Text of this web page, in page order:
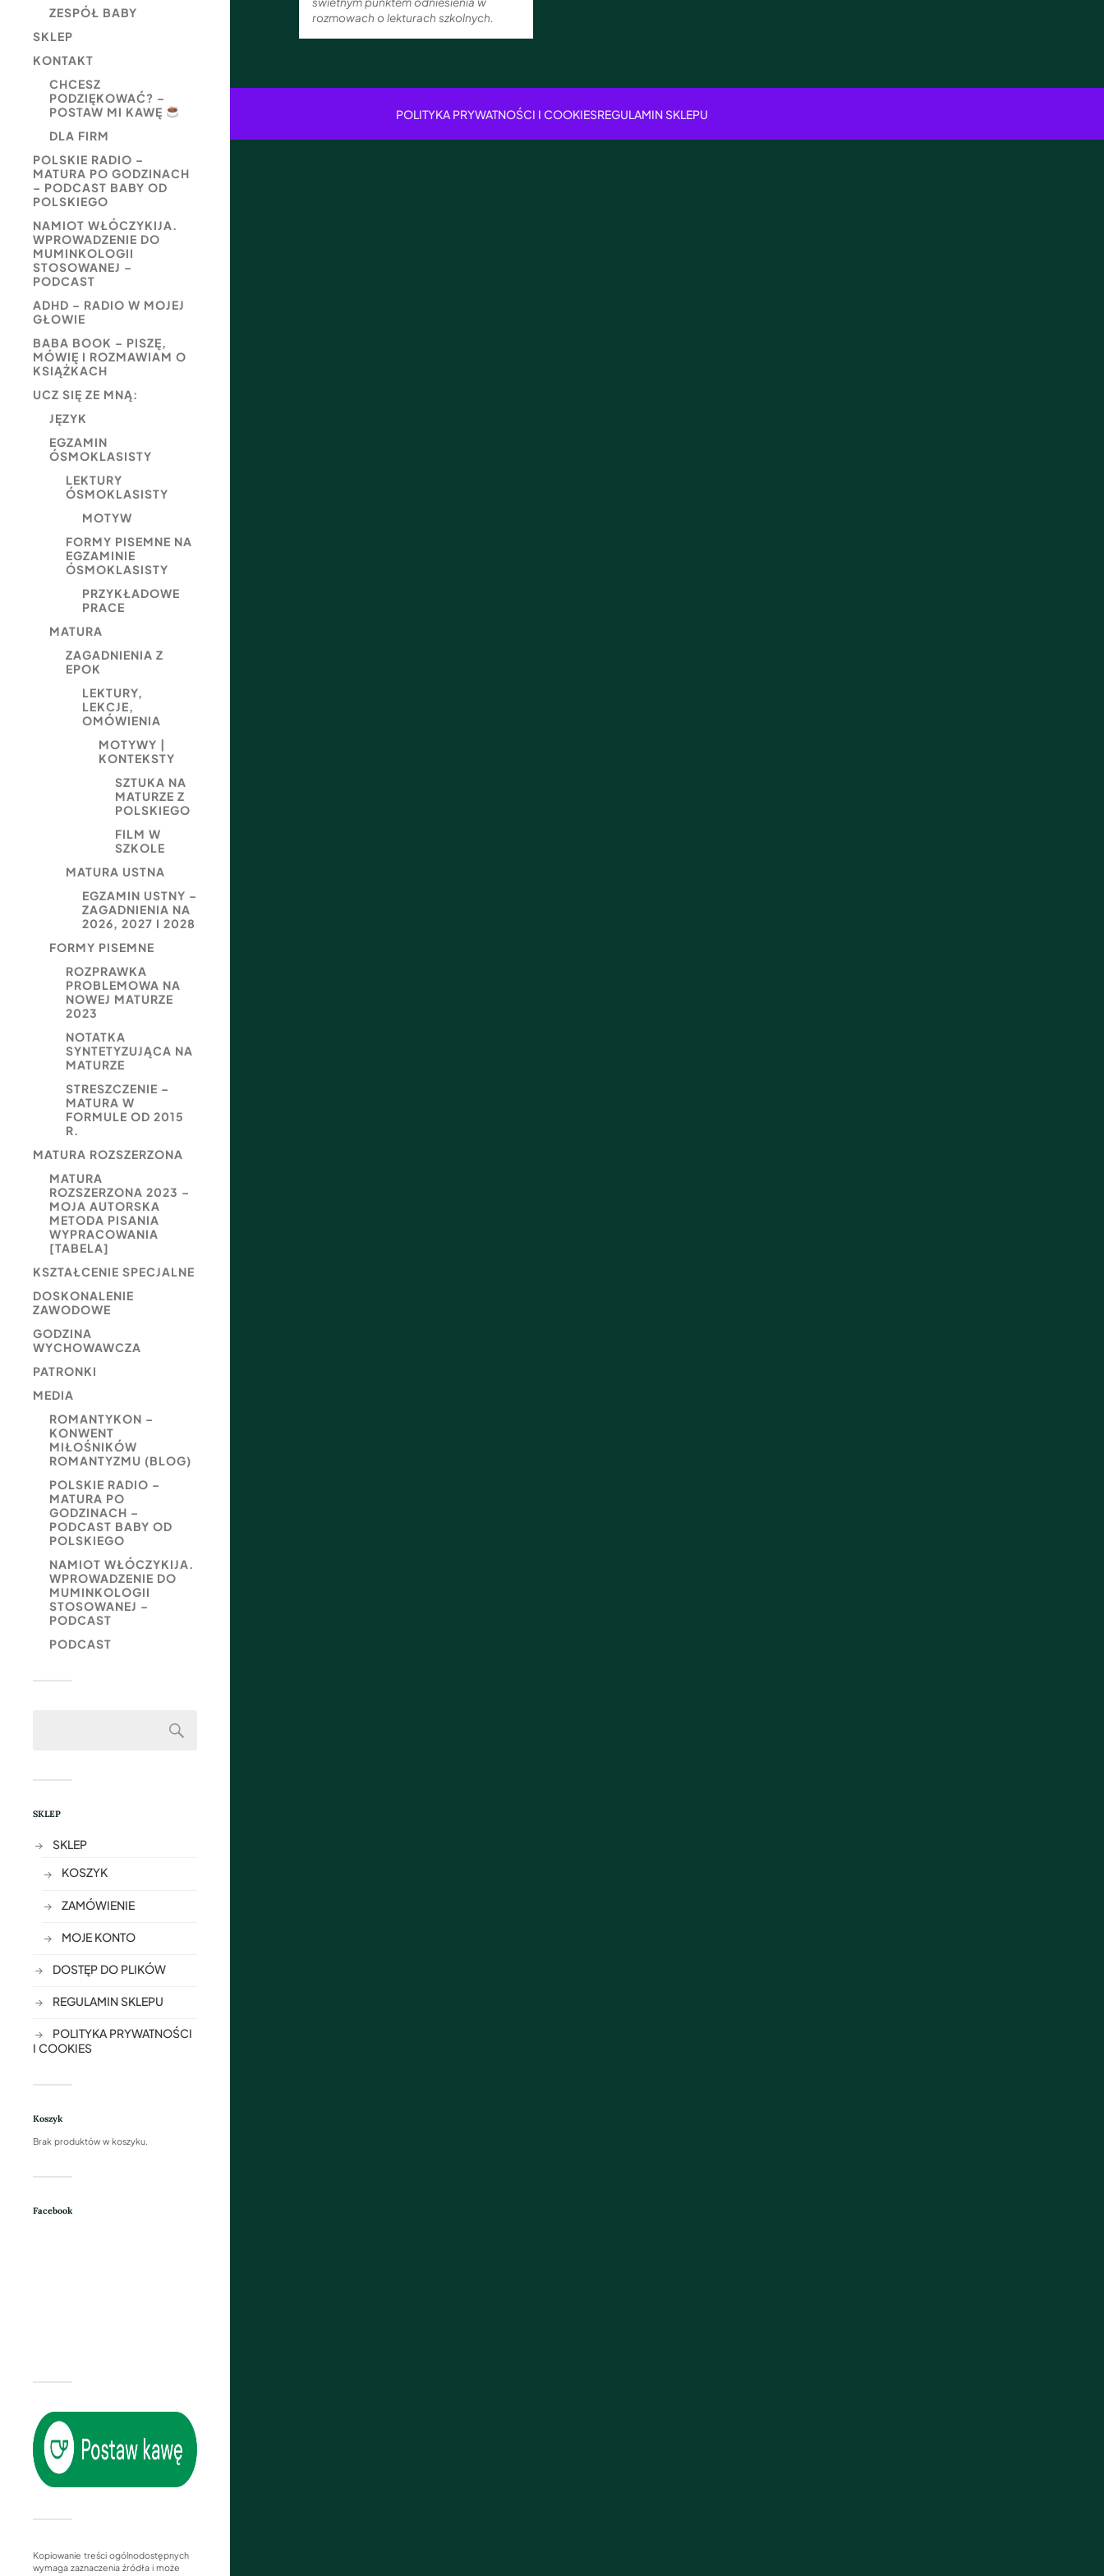
ZESPÓŁ BABY
SKLEP
KONTAKT
CHCESZ
PODZIĘKOWAĆ? –
POSTAW MI KAWĘ
DLA FIRM
POLSKIE RADIO –
MATURA PO GODZINACH
– PODCAST BABY OD
POLSKIEGO
NAMIOT WŁÓCZYKIJA.
WPROWADZENIE DO
MUMINKOLOGII
STOSOWANEJ –
PODCAST
ADHD – RADIO W MOJEJ
GŁOWIE
BABA BOOK – PISZĘ,
MÓWIĘ I ROZMAWIAM O
KSIĄŻKACH
UCZ SIĘ ZE MNĄ:
JĘZYK
EGZAMIN
ÓSMOKLASISTY
LEKTURY
ÓSMOKLASISTY
MOTYW
FORMY PISEMNE NA
EGZAMINIE
ÓSMOKLASISTY
PRZYKŁADOWE
PRACE
MATURA
ZAGADNIENIA Z
EPOK
LEKTURY,
LEKCJE,
OMÓWIENIA
MOTYWY |
KONTEKSTY
SZTUKA NA
MATURZE Z
POLSKIEGO
FILM W
SZKOLE
MATURA USTNA
EGZAMIN USTNY –
ZAGADNIENIA NA
2026, 2027 I 2028
FORMY PISEMNE
ROZPRAWKA
PROBLEMOWA NA
NOWEJ MATURZE
2023
NOTATKA
SYNTETYZUJĄCA NA
MATURZE
STRESZCZENIE –
MATURA W
FORMULE OD 2015
R.
MATURA ROZSZERZONA
MATURA
ROZSZERZONA 2023 –
MOJA AUTORSKA
METODA PISANIA
WYPRACOWANIA
[TABELA]
KSZTAŁCENIE SPECJALNE
DOSKONALENIE
ZAWODOWE
GODZINA
WYCHOWAWCZA
PATRONKI
MEDIA
ROMANTYKON –
KONWENT
MIŁOŚNIKÓW
ROMANTYZMU (BLOG)
POLSKIE RADIO –
MATURA PO
GODZINACH –
PODCAST BABY OD
POLSKIEGO
NAMIOT WŁÓCZYKIJA.
WPROWADZENIE DO
MUMINKOLOGII
STOSOWANEJ –
PODCAST
PODCAST
SKLEP
SKLEP
KOSZYK
ZAMÓWIENIE
MOJE KONTO
DOSTĘP DO PLIKÓW
REGULAMIN SKLEPU
POLITYKA PRYWATNOŚCI
I COOKIES
Koszyk
Brak produktów w koszyku.
Facebook
Kopiowanie treści ogólnodostępnych
wymaga zaznaczenia źródła i może
rozmowach o lekturach szkolnych.
POLITYKA PRYWATNOŚCI I COOKIESREGULAMIN SKLEPU